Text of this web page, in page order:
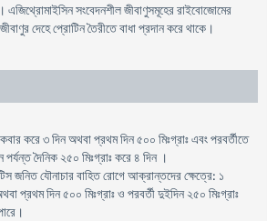
এজিথ্রোমাইসিন সংবেদনশীল জীবাণুসমূহের রাইবোজোমের
দেহে প্রোটিন তৈরীতে বাধা প্রদান করে থাকে।
করে ৩ দিন অথবা প্রথম দিন ৫০০ মিঃগ্রাঃ এবং পরবর্তীতে
পর্যন্ত দৈনিক ২৫০ মিঃগ্রাঃ করে ৪ দিন ।
জনিত যৌনাচার বাহিত রোগে আক্রান্তদের ক্ষেত্রে: ১
প্রথম দিন ৫০০ মিঃগ্রাঃ ও পরবর্তী দুইদিন ২৫০ মিঃগ্রাঃ